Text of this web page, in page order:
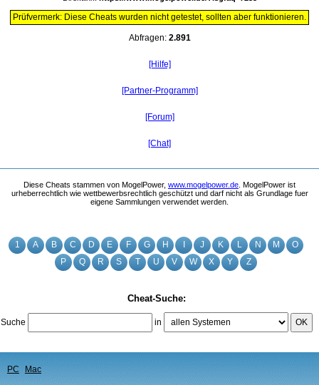
1 A B C D E F G H J K L N M
O
P
Q R S T U V W X Y Z
Cheat-Suche:
Suche in OK
PC Mac
Prüfvermerk: Diese Cheats wurden nicht getestet, sollten aber funktionieren.
Abfragen: 2.891
[Hilfe]
[Partner-Programm]
[Forum]
[Chat]
Diese Cheats stammen von MogelPower, www.mogelpower.de . MogelPower ist
urheberrechtlich wie wettbewerbsrechtlich geschützt und darf nicht als Grundlage fuer
eigene Sammlungen verwendet werden.